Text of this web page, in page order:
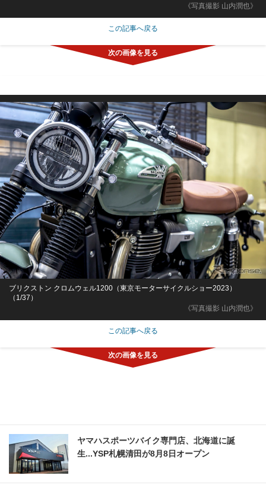
《写真撮影 山内潤也》
この記事へ戻る
《写真撮影 山内潤也》
ブリクストン クロムウェル1200（東京モーターサイクルショー2023）
（1/37）
この記事へ戻る
ヤマハスポーツバイク専門店、北海道に誕
生...YSP札幌清田が8月8日オープン